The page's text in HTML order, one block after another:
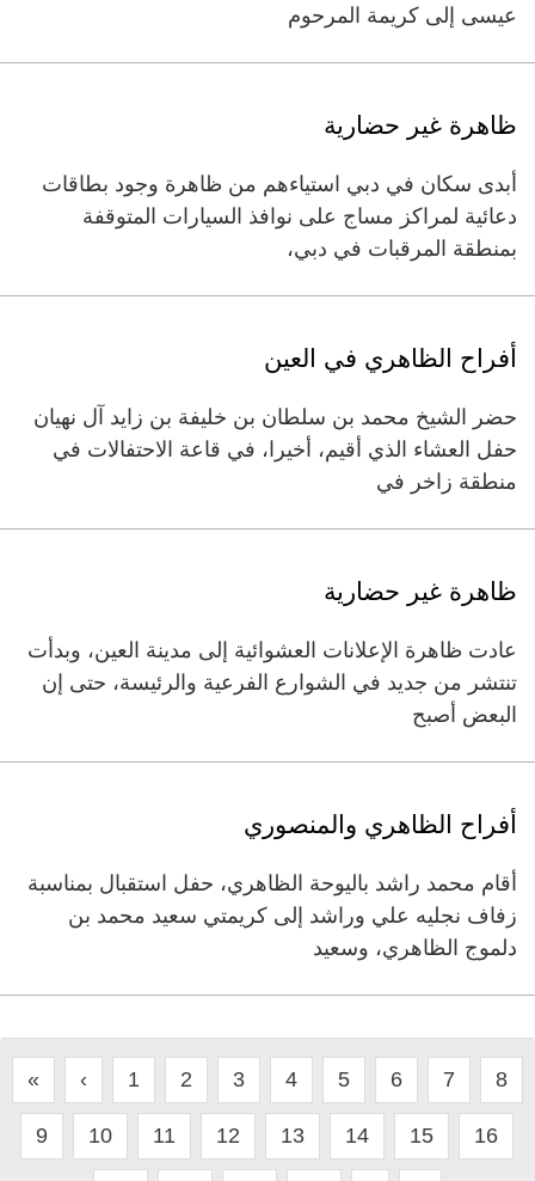
عيسى إلى كريمة المرحوم
ظاهرة غير حضارية
أبدى سكان في دبي استياءهم من ظاهرة وجود بطاقات
دعائية لمراكز مساج على نوافذ السيارات المتوقفة
بمنطقة المرقبات في دبي،
أفراح الظاهري في العين
حضر الشيخ محمد بن سلطان بن خليفة بن زايد آل نهيان
حفل العشاء الذي أقيم، أخيرا، في قاعة الاحتفالات في
منطقة زاخر في
ظاهرة غير حضارية
عادت ظاهرة الإعلانات العشوائية إلى مدينة العين، وبدأت
تنتشر من جديد في الشوارع الفرعية والرئيسة، حتى إن
البعض أصبح
أفراح الظاهري والمنصوري
أقام محمد راشد باليوحة الظاهري، حفل استقبال بمناسبة
زفاف نجليه علي وراشد إلى كريمتي سعيد محمد بن
دلموج الظاهري، وسعيد
« ‹ 1 2 3 4 5 6 7 8
9 10 11 12 13 14 15 16